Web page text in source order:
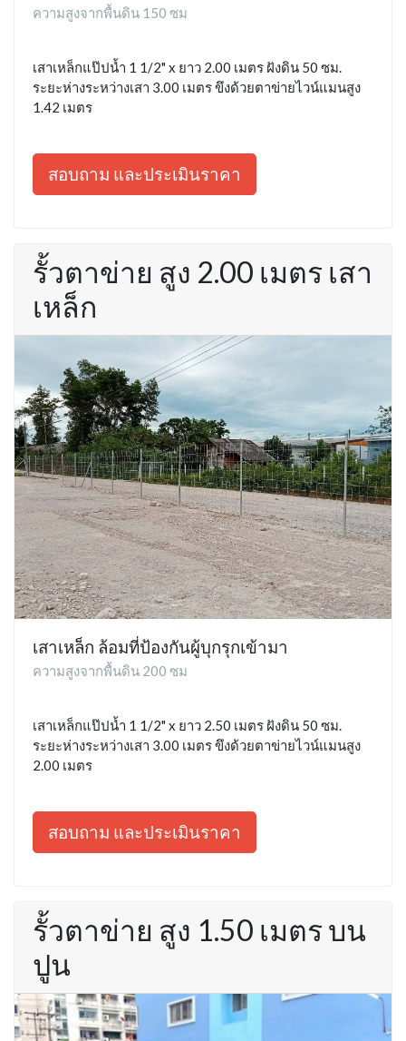
ความสูงจากพื้นดิน 150 ซม
เสาเหล็กแป๊ปน้ำ 1 1/2" x ยาว 2.00 เมตร ฝังดิน 50 ซม.
ระยะห่างระหว่างเสา 3.00 เมตร ขึงด้วยตาข่ายไวน์แมนสูง
1.42 เมตร
สอบถาม และประเมินราคา
รั้วตาข่าย สูง 2.00 เมตร เสา
เหล็ก
เสาเหล็ก ล้อมที่ป้องกันผู้บุกรุกเข้ามา
ความสูงจากพื้นดิน 200 ซม
เสาเหล็กแป๊ปน้ำ 1 1/2" x ยาว 2.50 เมตร ฝังดิน 50 ซม.
ระยะห่างระหว่างเสา 3.00 เมตร ขึงด้วยตาข่ายไวน์แมนสูง
2.00 เมตร
สอบถาม และประเมินราคา
รั้วตาข่าย สูง 1.50 เมตร บน
ปูน